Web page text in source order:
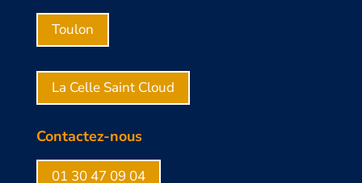
Toulon
La Celle Saint Cloud
Contactez-nous
01 30 47 09 04